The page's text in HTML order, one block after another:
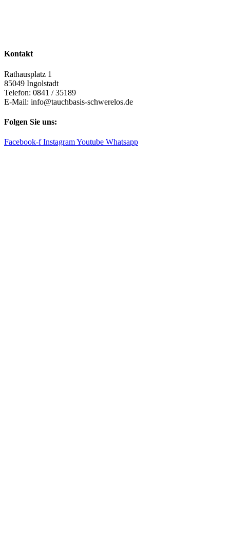
Kontakt
Rathausplatz 1
85049 Ingolstadt
Telefon: 0841 / 35189
E-Mail: info@tauchbasis-schwerelos.de
Folgen Sie uns:
Facebook-f InstagramYoutube Whatsapp